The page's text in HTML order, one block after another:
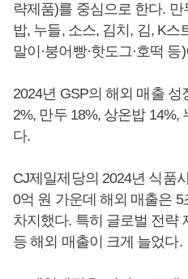
략제품)를 중심으로 한다.
밥, 누들, 소스, 김치, 김, K스
말이·붕어빵·핫도그·호떡 등
2024년 GSP의 해외 매출
2%, 만두 18%, 상온밥 14%,
다.
CJ제일제당의 2024년 식품
0억 원 가운데 해외 매출은
차지했다. 특히 글로벌 전략
등 해외 매출이 크게 늘었다.